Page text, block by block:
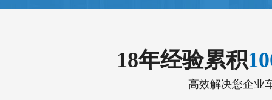
18年经验累积
高效解决您企业